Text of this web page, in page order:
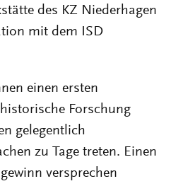
des KZ Niederhagen
mit dem ISD
einen ersten
Forschung
gelegentlich
zu Tage treten. Einen
versprechen